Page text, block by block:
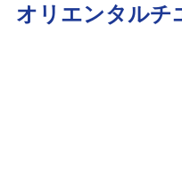
オリエンタルチ